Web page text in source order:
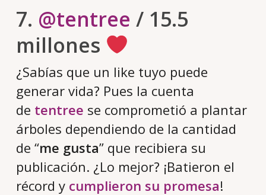
7. @tentree / 15.5
millones
¿Sabías que un like tuyo puede
generar vida? Pues la cuenta
de tentree se comprometió a plantar
árboles dependiendo de la cantidad
de “me gusta” que recibiera su
publicación. ¿Lo mejor? ¡Batieron el
récord y cumplieron su promesa!